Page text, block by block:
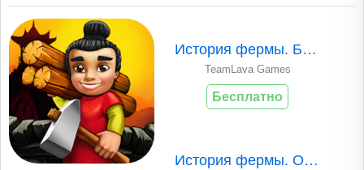
История фермы. Бла..
TeamLava Games
Бесплатно
История фермы. Осе..